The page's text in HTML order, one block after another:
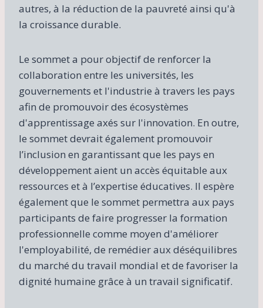
autres, à la réduction de la pauvreté ainsi qu'à
la croissance durable.
Le sommet a pour objectif de renforcer la
collaboration entre les universités, les
gouvernements et l'industrie à travers les pays
afin de promouvoir des écosystèmes
d'apprentissage axés sur l'innovation. En outre,
le sommet devrait également promouvoir
l’inclusion en garantissant que les pays en
développement aient un accès équitable aux
ressources et à l’expertise éducatives. Il espère
également que le sommet permettra aux pays
participants de faire progresser la formation
professionnelle comme moyen d'améliorer
l'employabilité, de remédier aux déséquilibres
du marché du travail mondial et de favoriser la
dignité humaine grâce à un travail significatif.